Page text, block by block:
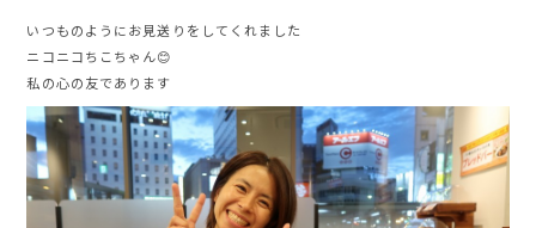
いつものようにお見送りをしてくれました
ニコニコちこちゃん😊
私の心の友であります